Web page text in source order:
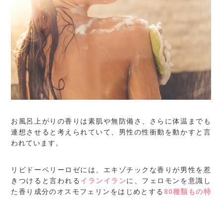
お風呂上がりの香りは素肌や無防備さ、さらに体温までも
連想させると考えられていて、男性の性衝動を動かすと言
われています。
リビドーベリーロゼには、エキゾチックな香りが男性を惹
きつけると言われる イランイランに、フェロモンを意識し
た香り成分のオスモフェリンをはじめとする 80種類もの特